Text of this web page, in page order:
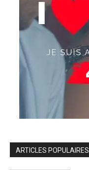
ARTICLES POPULAIRES